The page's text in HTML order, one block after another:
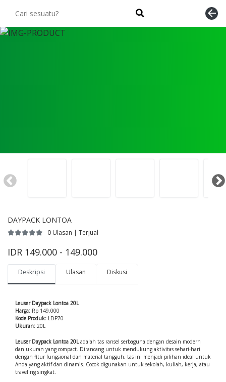
arrow_back
DAYPACK LONTOA
0 Ulasan | Terjual
IDR 149.000 - 149.000
Deskripsi Ulasan Diskusi
Leuser Daypack Lontoa 20L
Harga: Rp 149.000
Kode Produk: LDP70
Ukuran: 20L
Leuser Daypack Lontoa 20Ladalah tas ransel serbaguna dengan desain modern
dan ukuran yang compact. Dirancang untuk mendukung aktivitas sehari-hari
dengan fitur fungsional dan material tangguh, tas ini menjadi pilihan ideal untuk
Anda yang aktif dan dinamis. Cocok digunakan untuk sekolah, kuliah, kerja, atau
traveling singkat.